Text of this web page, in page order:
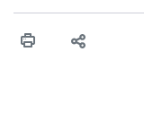
műszaki és hatósági